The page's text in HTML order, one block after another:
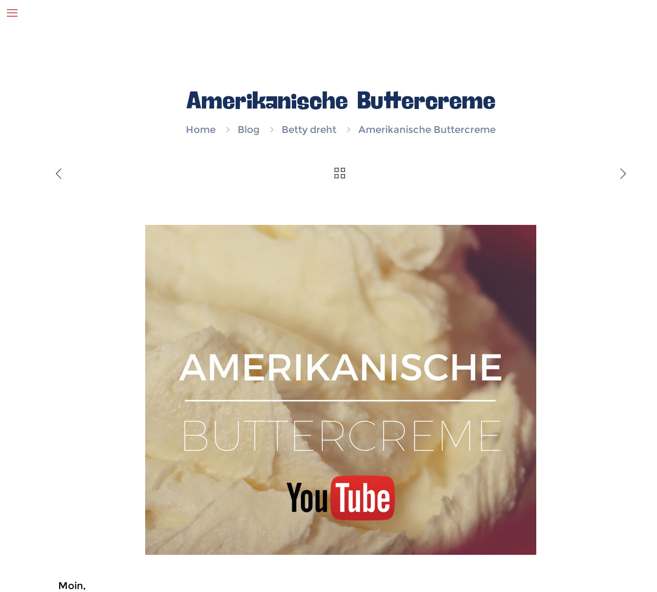
Amerikanische Buttercreme
Home Blog Betty dreht Amerikanische Buttercreme
Moin,